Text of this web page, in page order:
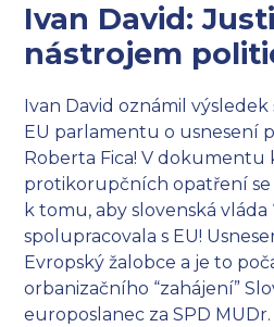
Ivan David:
nástrojem
Ivan David oznámil
EU parlamentu o usnesení
Roberta Fica! V
protikorupčních opatření se
k tomu, aby slovenská vláda
spolupracovala s EU!
Evropský žalobce a je to
orbanizačního “zahájení”
europoslanec za SPD